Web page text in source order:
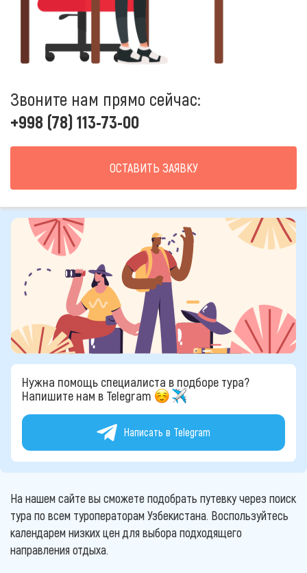
Звоните нам прямо сейчас:
+998 (78) 113-73-00
ОСТАВИТЬ ЗАЯВКУ
Нужна помощь специалиста в подборе тура?
Напишите нам в Telegram
Написать в Telegram
На нашем сайте вы сможете подобрать путевку через поиск
тура по всем туроператорам Узбекистана. Воспользуйтесь
календарем низких цен для выбора подходящего
направления отдыха.